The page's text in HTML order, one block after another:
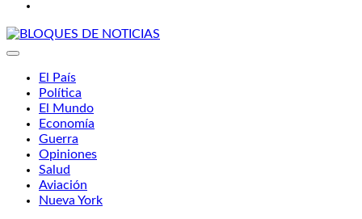
El País
Política
El Mundo
Economía
Guerra
Opiniones
Salud
Aviación
Nueva York